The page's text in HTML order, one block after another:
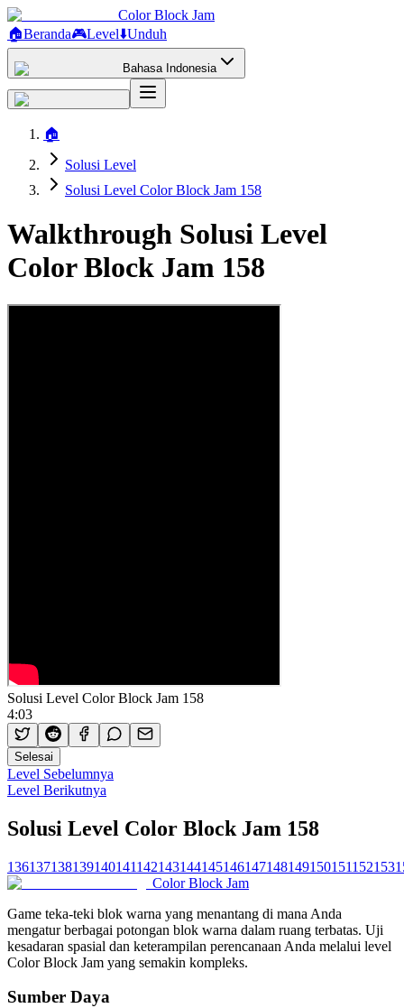
Color Block Jam
🏠Beranda🎮Level⬇️Unduh
Bahasa Indonesia
🏠
Solusi Level
Solusi Level Color Block Jam 158
Walkthrough Solusi Level
Color Block Jam 158
Solusi Level Color Block Jam 158
4:03
Selesai
Level Sebelumnya
Level Berikutnya
Solusi Level Color Block Jam 158
136137138139140141142143144145146147148149150151152153
Color Block Jam
Game teka-teki blok warna yang menantang di mana Anda
mengatur berbagai potongan blok warna dalam ruang terbatas. Uji
kesadaran spasial dan keterampilan perencanaan Anda melalui level
Color Block Jam yang semakin kompleks.
Sumber Daya